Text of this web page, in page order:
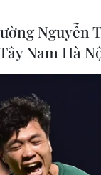
Nguyễn
Nam Hà